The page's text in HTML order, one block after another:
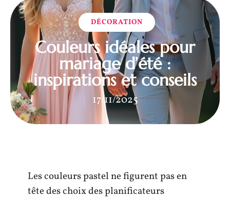
DÉCORATION
Couleurs idéales pour
mariage d’été :
inspirations et conseils
17/11/2025
Les couleurs pastel ne figurent pas en
tête des choix des planificateurs